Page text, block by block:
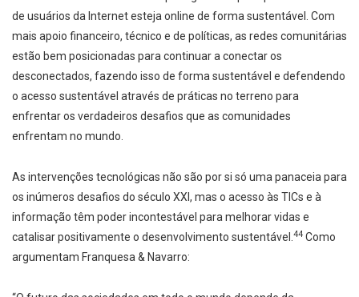
de usuários da Internet esteja online de forma sustentável. Com
mais apoio financeiro, técnico e de políticas, as redes comunitárias
estão bem posicionadas para continuar a conectar os
desconectados, fazendo isso de forma sustentável e defendendo
o acesso sustentável através de práticas no terreno para
enfrentar os verdadeiros desafios que as comunidades
enfrentam no mundo.
As intervenções tecnológicas não são por si só uma panaceia para
os inúmeros desafios do século XXI, mas o acesso às TICs e à
informação têm poder incontestável para melhorar vidas e
catalisar positivamente o desenvolvimento sustentável. 44 Como
argumentam Franquesa & Navarro: